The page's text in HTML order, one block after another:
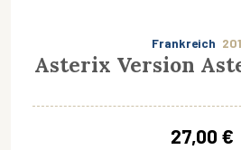
Frankreich
Asterix Version
27,00 €